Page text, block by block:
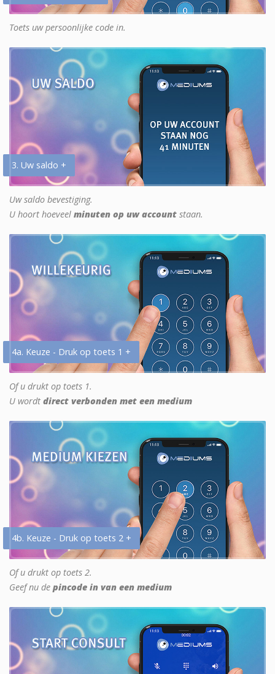
Toets uw persoonlijke code in.
3. Uw saldo +
Uw saldo bevestiging.
U hoort hoeveel minuten op uw account staan.
4a. Keuze - Druk op toets 1 +
Of u drukt op toets 1.
U wordt direct verbonden met een medium
4b. Keuze - Druk op toets 2 +
Of u drukt op toets 2.
Geef nu de pincode in van een medium